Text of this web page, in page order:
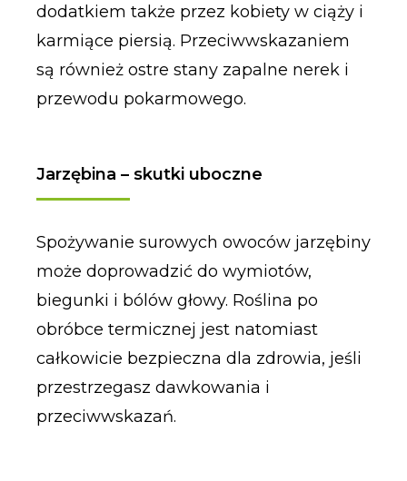
dodatkiem także przez kobiety w ciąży i
karmiące piersią. Przeciwwskazaniem
są również ostre stany zapalne nerek i
przewodu pokarmowego.
Jarzębina – skutki uboczne
Spożywanie surowych owoców jarzębiny
może doprowadzić do wymiotów,
biegunki i bólów głowy. Roślina po
obróbce termicznej jest natomiast
całkowicie bezpieczna dla zdrowia, jeśli
przestrzegasz dawkowania i
przeciwwskazań.